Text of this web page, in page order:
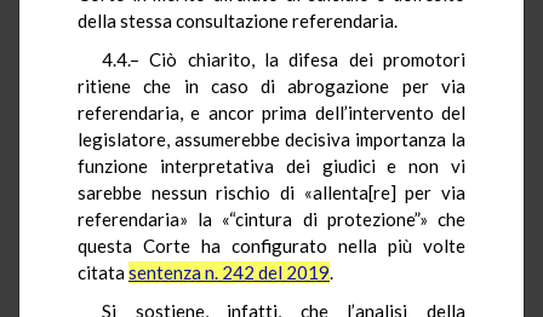
della stessa consultazione referendaria.
4.4.– Ciò chiarito, la difesa dei promotori
ritiene che in caso di abrogazione per via
referendaria, e ancor prima dell’intervento del
legislatore, assumerebbe decisiva importanza la
funzione interpretativa dei giudici e non vi
sarebbe nessun rischio di «allenta[re] per via
referendaria» la «“cintura di protezione”» che
questa Corte ha configurato nella più volte
citatasentenza n. 242 del 2019.
Si sostiene, infatti, che l’analisi della